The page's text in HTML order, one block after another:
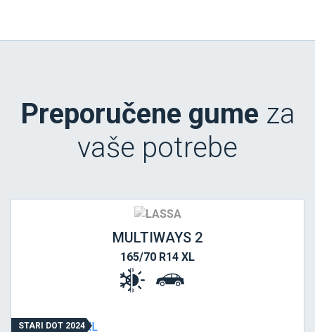
Preporučene gume za
vaše potrebe
MULTIWAYS 2
165/70 R14 XL
STARI DOT 2024